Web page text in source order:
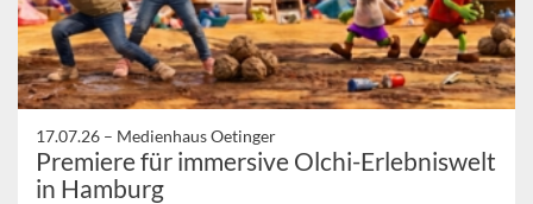
17.07.26 – Medienhaus Oetinger
Premiere für immersive Olchi-Erlebniswelt
in Hamburg